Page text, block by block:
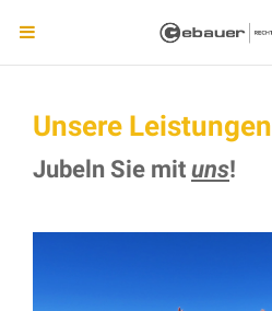
Unsere Leistungen
Jubeln Sie mit uns!